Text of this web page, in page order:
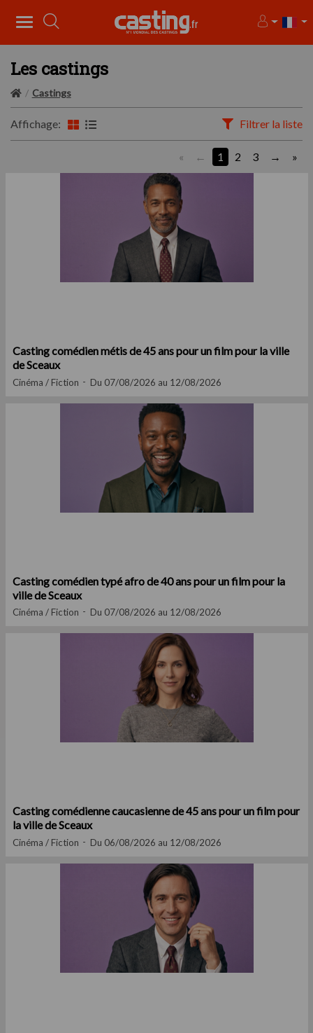
Les castings
Castings
Affichage: Filtrer la liste
« 1 2 3 »
Casting comédien métis de 45 ans pour un film pour la ville
de Sceaux
Cinéma / Fiction Du 07/08/2026 au 12/08/2026
Casting comédien typé afro de 40 ans pour un film pour la
ville de Sceaux
Cinéma / Fiction Du 07/08/2026 au 12/08/2026
Casting comédienne caucasienne de 45 ans pour un film pour
la ville de Sceaux
Cinéma / Fiction Du 06/08/2026 au 12/08/2026